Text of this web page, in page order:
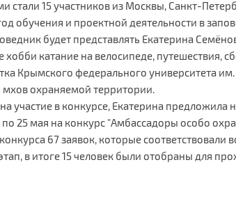
стали 15 участников из Москвы, Санкт-
обучения и проектной деятельности в
будет представлять Екатерина
хобби катание на велосипеде, путешествия,
Крымского федерального университета
мхов охраняемой территории.
участие в конкурсе, Екатерина
по 25 мая на конкурс "Амбассадоры особо
67 заявок, которые
в итоге 15 человек были отобраны для